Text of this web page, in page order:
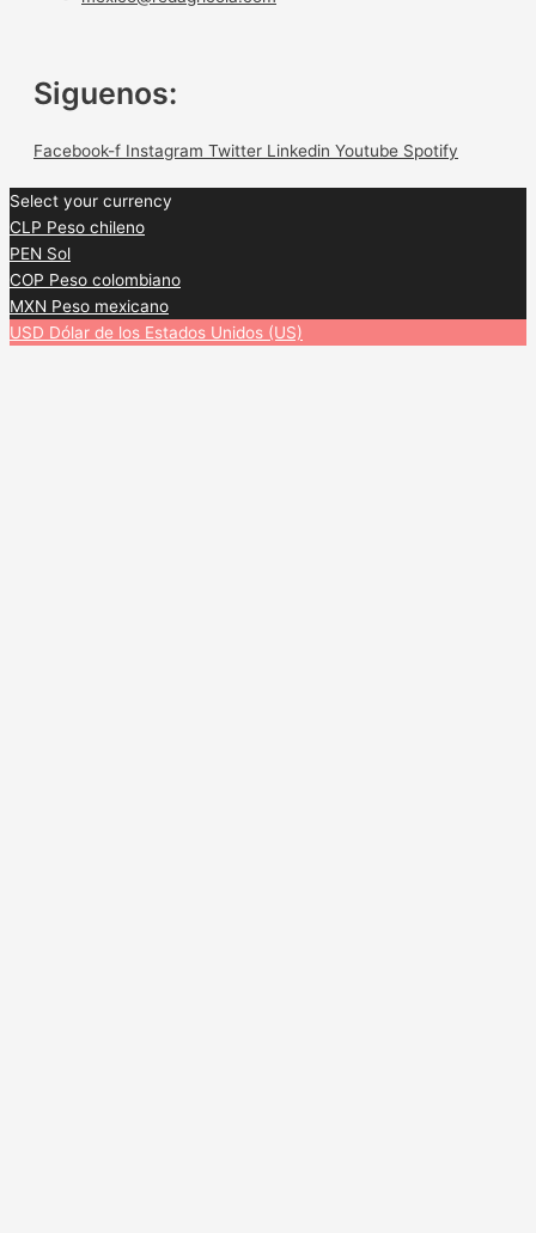
Siguenos:
Facebook-f Instagram Twitter Linkedin Youtube Spotify
Select your currency
CLP Peso chileno
PEN Sol
COP Peso colombiano
MXN Peso mexicano
USD Dólar de los Estados Unidos (US)